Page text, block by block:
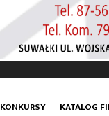
KONKURSY KATALOG